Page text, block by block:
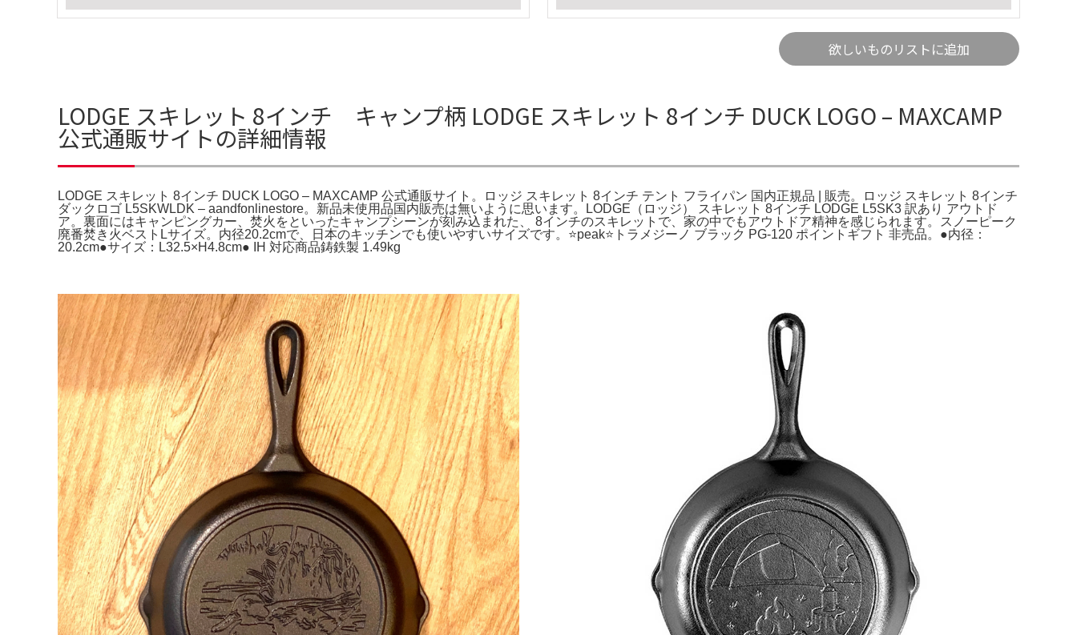
欲しいものリストに追加
LODGE スキレット 8インチ キャンプ柄 LODGE スキレット 8インチ DUCK LOGO – MAXCAMP
公式通販サイトの詳細情報
LODGE スキレット 8インチ DUCK LOGO – MAXCAMP 公式通販サイト。ロッジ スキレット 8インチ テント フライパン 国内正規品 | 販売。ロッジ スキレット 8インチ
ダックロゴ L5SKWLDK – aandfonlinestore。新品未使用品国内販売は無いように思います。LODGE（ロッジ） スキレット 8インチ LODGE L5SK3 訳あり アウトド
ア。裏面にはキャンピングカー、焚火をといったキャンプシーンが刻み込まれた、 8インチのスキレットで、家の中でもアウトドア精神を感じられます。スノーピーク
廃番焚き火ベストLサイズ。内径20.2cmで、日本のキッチンでも使いやすいサイズです。⭐️peak⭐️トラメジーノ ブラック PG-120 ポイントギフト 非売品。●内径：
20.2cm●サイズ：L32.5×H4.8cm● IH 対応商品鋳鉄製 1.49kg